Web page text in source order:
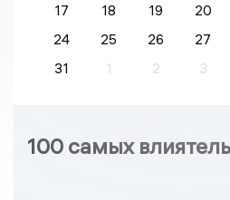
17
18 19 20
24
25 26 27
31
1 2 3
100 самых